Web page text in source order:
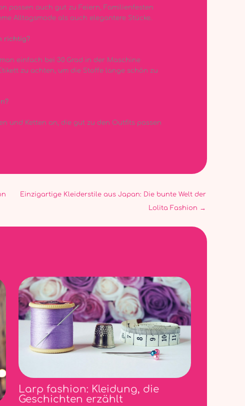
passen auch gut zu Feiern, Familienfesten
Alltagsmode als auch elegantere Stücke.
richtig?
einfach bei 30 Grad in der Maschine
zu achten, um die Stoffe lange schön zu
und Ketten an, die gut zu den Outfits passen
Einzigartige Kleiderstile aus Japan: Die bunte Welt der
Lolita Fashion →
Larp fashion: Kleidung, die
Geschichten erzählt